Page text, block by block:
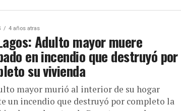
4 años atras
Adulto mayor muere
en incendio que destruyó por
su vivienda
mayor murió al interior de su hogar
un incendio que destruyó por completo la